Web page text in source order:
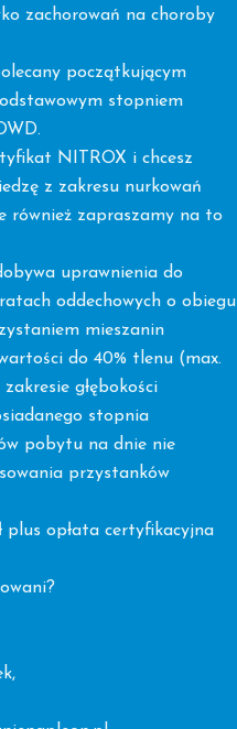
zachorowań na choroby
początkującym
stopniem
NITROX i chcesz
z zakresu nurkowań
również zapraszamy na to
uprawnienia do
oddechowych o obiegu
mieszanin
do 40% tlenu (max.
głębokości
stopnia
pobytu na dnie nie
przystanków
plus opłata certyfikacyjna